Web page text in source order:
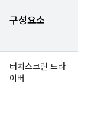
구성요소
터치스크린 드라
이버